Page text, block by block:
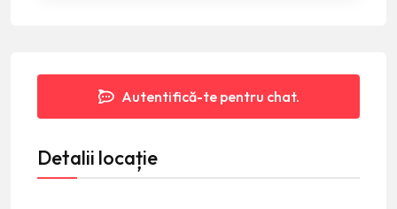
Autentifică-te pentru chat.
Detalii locație